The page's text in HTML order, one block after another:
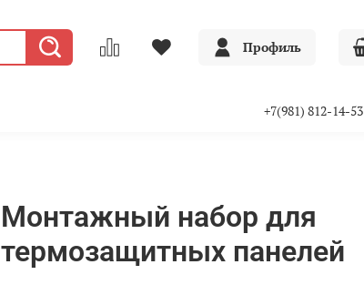
Профиль
+7(981) 812-14-53
Монтажный набор для
термозащитных панелей